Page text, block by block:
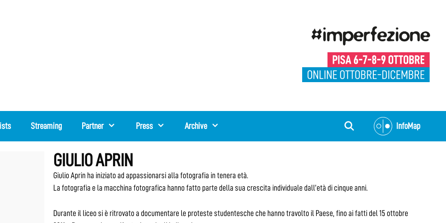
Streaming Partner Press Archive InfoMap
GIULIO APRIN
Giulio Aprin ha iniziato ad appassionarsi alla fotografia in tenera età.
La fotografia e la macchina fotografica hanno fatto parte della sua crescita individuale dall’età di cinque anni.
Durante il liceo si è ritrovato a documentare le proteste studentesche che hanno travolto il Paese, fino ai fatti del 15 ottobre